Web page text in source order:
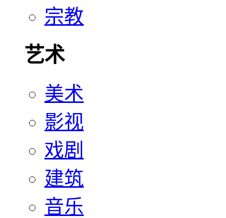
宗教
艺术
美术
影视
戏剧
建筑
音乐